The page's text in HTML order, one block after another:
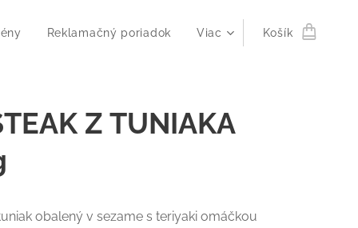
Reklamačný poriadok Viac Košík
Z TUNIAKA
obalený v sezame s teriyaki omáčkou